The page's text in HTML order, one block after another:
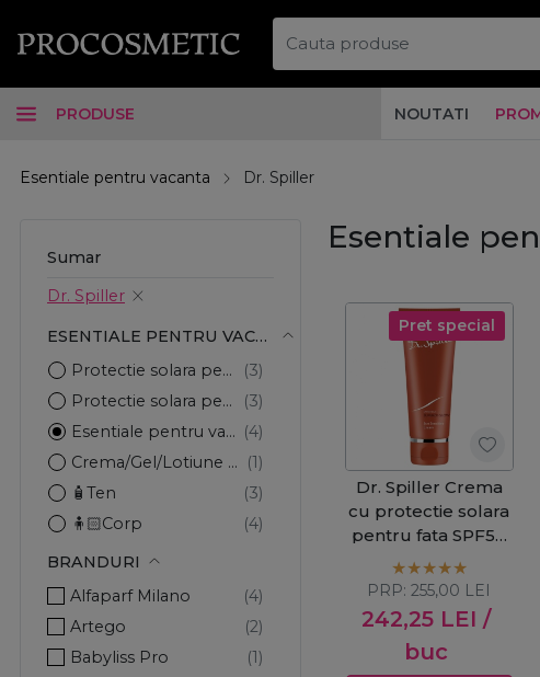
PRODUSE NOUTATI
Esentiale pentru vacanta Dr. Spiller
Sumar
Dr. Spiller
ESENTIALE PENTRU VACANTA
Protectie solara pentru ten
Protectie solara pentru corp
Esentiale pentru vacanta
Crema/Gel/Lotiune pentru corp
🧴Ten
🧍🏻Corp
BRANDURI
Alfaparf Milano
Artego
Babyliss Pro
Esentiale
Pret special
Dr. Spiller Crema
cu protectie solara
pentru fata SPF50
Water Resistant
50ml
242,25 LEI /
buc
PRP:255,00 LEI